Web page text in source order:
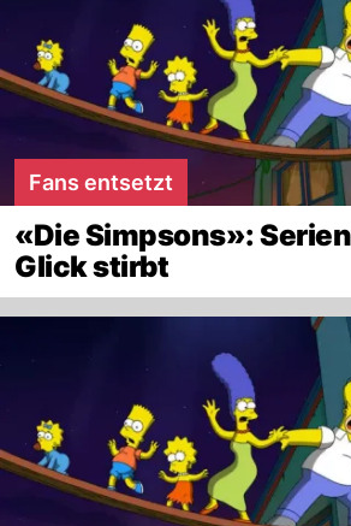
Fans entsetzt
«Die Simpsons»:
Glick stirbt